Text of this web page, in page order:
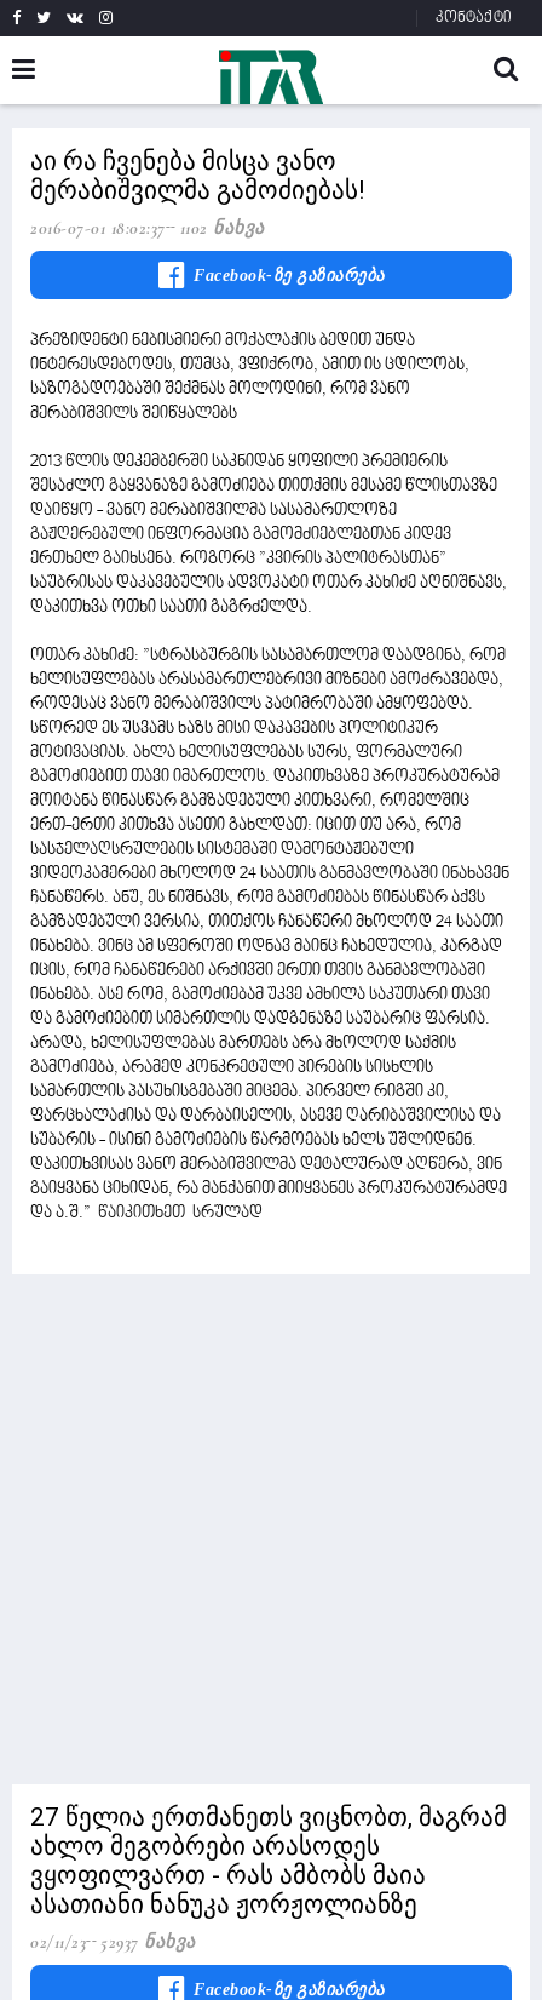
კონტაქტი
აი რა ჩვენება მისცა ვანო
მერაბიშვილმა გამოძიებას!
2016-07-01 18:02:37 1102 Ნახვა
Facebook-Ზე Გაზიარება
პრეზიდენტი ნებისმიერი მოქალაქის ბედით უნდა
ინტერესდებოდეს, თუმცა, ვფიქრობ, ამით ის ცდილობს,
საზოგადოებაში­ შექმნას მოლოდინი, რომ ვანო
მერაბიშვილს შეიწყალებს
2013 წლის დეკემბერში საკნიდან ყოფილი პრემიერის
შესაძლო გაყვანაზე გამოძიება თითქმის მესამე წლისთავზე
დაიწყო - ვანო მერაბიშვილმა სასამართლოზე
გაჟღერებული ინფორმაცია გამომძიებლებთან კიდევ
ერთხელ გაიხსენა. როგორც ”კვირის პალიტრასთან”
საუბრისას დაკავებულის ადვოკატი ოთარ კახიძე აღნიშნავს,
დაკითხვა ოთხი საათი გაგრძელდა.
ოთარ კახიძე: ”სტრასბურგის სასამართლომ დაადგინა, რომ
ხელისუფლებას არასამართლებრივი მიზნები ამოძრავებდა,
როდესაც ვანო მერაბიშვილს პატიმრობაში ამყოფებდა.
სწორედ ეს უსვამს ხაზს მისი დაკავების პოლიტიკურ
მოტივაციას. ახლა ხელისუფლებას სურს, ფორმალური
გამოძიებით თავი იმართლოს. დაკითხვაზე პროკურატურამ
მოიტანა წინასწარ გამზადებული კითხვარი, რომელშიც
ერთ-ერთი კითხვა ასეთი გახლდათ: იცით თუ არა, რომ
სასჯელაღსრულების სისტემაში დამონტაჟებული
ვიდეოკამერები მხოლოდ 24 საათის განმავლობაში ინახავენ
ჩანაწერს. ანუ, ეს ნიშნავს, რომ გამოძიებას წინასწარ აქვს
გამზადებული ვერსია, თითქოს ჩანაწერი მხოლოდ 24 საათი
ინახება. ვინც ამ სფეროში ოდნავ მაინც ჩახედულია, კარგად
იცის, რომ ჩანაწერები არქივში ერთი თვის განმავლობაში
ინახება. ასე რომ, გამოძიებამ უკვე ამხილა საკუთარი თავი
და გამოძიებით სიმართლის დადგენაზე საუბარიც ფარსია.
არადა, ხელისუფლებას მართებს არა მხოლოდ საქმის
გამოძიება, არამედ კონკრეტული პირების სისხლის
სამართლის პასუხისგებაში მიცემა. პირველ რიგში კი,
ფარცხალაძისა და დარბაისელის, ასევე ღარიბაშვილისა და
სუბარის - ისინი გამოძიების წარმოებას ხელს უშლიდნენ.
დაკითხვისას ვანო მერაბიშვილმა დეტალურად აღწერა, ვინ
გაიყვანა ციხიდან, რა მანქანით მიიყვანეს პროკურატურამდე
და ა.შ.” წაიკითხეთ სრულად
27 წელია ერთმანეთს ვიცნობთ, მაგრამ
ახლო მეგობრები არასოდეს
ვყოფილვართ - რას ამბობს მაია
ასათიანი ნანუკა ჟორჟოლიანზე
02/11/23 52937 Ნახვა
Facebook-Ზე Გაზიარება